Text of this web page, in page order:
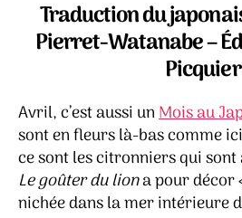
Traduction du
Pierret-Watanabe –
Picquier
Avril, c’est aussi unMois au
sont en fleurs là-bas comme
ce sont les citronniers qui sont
Le goûter du liona pour décor
nichée dans la mer intérieure